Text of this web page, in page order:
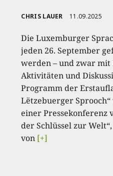
CHRIS LAUER 11.09.2025
Die Luxemburger
jeden 26. September
werden – und zwar
Aktivitäten und
Programm der
Lëtzebuerger
einer Pressekonferenz
der Schlüssel zur
von [+]